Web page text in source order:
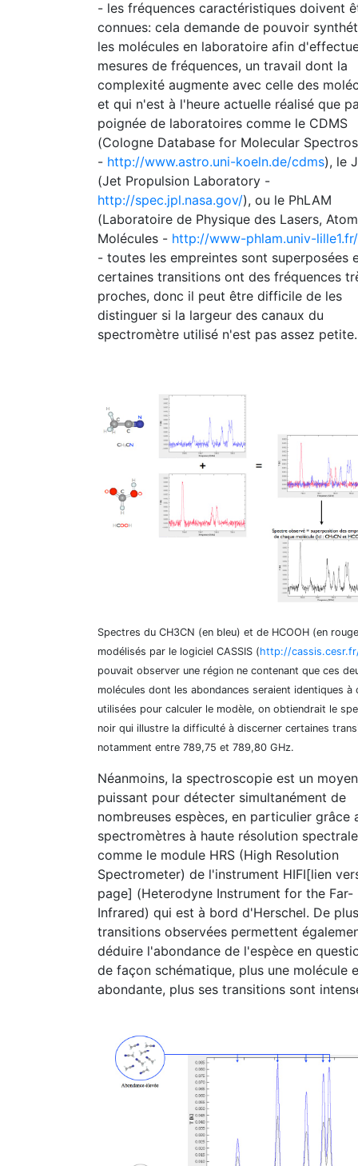
- les fréquences caractéristiques doivent
connues: cela demande de pouvoir
les molécules en laboratoire afin
mesures de fréquences, un travail dont la
complexité augmente avec celle des
et qui n'est à l'heure actuelle réalisé que
poignée de laboratoires comme le CDMS
(Cologne Database for Molecular
- http://www.astro.uni-koeln.de/cdms), le
(Jet Propulsion Laboratory -
http://spec.jpl.nasa.gov/), ou le PhLAM
(Laboratoire de Physique des Lasers,
Molécules - http://www-phlam.univ-lille1.fr/
- toutes les empreintes sont superposées
certaines transitions ont des fréquences
proches, donc il peut être difficile de les
distinguer si la largeur des canaux du
spectromètre utilisé n'est pas assez petite.
Spectres du CH3CN (en bleu) et de HCOOH (en
modélisés par le logiciel CASSIS (http://
pouvait observer une région ne contenant que ces
molécules dont les abondances seraient identiques à
utilisées pour calculer le modèle, on obtiendrait le
noir qui illustre la difficulté à discerner certaines
notamment entre 789,75 et 789,80 GHz.
Néanmoins, la spectroscopie est un
puissant pour détecter simultanément de
nombreuses espèces, en particulier grâce
spectromètres à haute résolution
comme le module HRS (High Resolution
Spectrometer) de l'instrument HIFI[lien
page] (Heterodyne Instrument for the Far-
Infrared) qui est à bord d'Herschel. De
transitions observées permettent
déduire l'abondance de l'espèce en
de façon schématique, plus une molécule
abondante, plus ses transitions sont